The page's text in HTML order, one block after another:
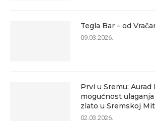
Tegla Bar – od
09.03.2026.
Prvi u Sremu:
mogućnost
zlato u Sremskoj
02.03.2026.